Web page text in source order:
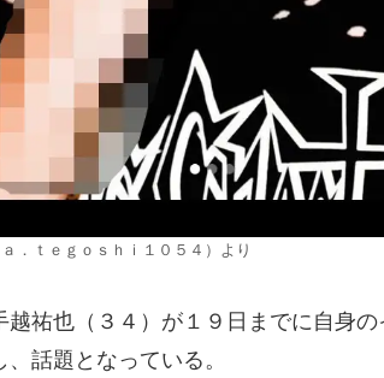
．ｔｅｇｏｓｈｉ１０５４）より
祐也（３４）が１９日までに自身
話題となっている。